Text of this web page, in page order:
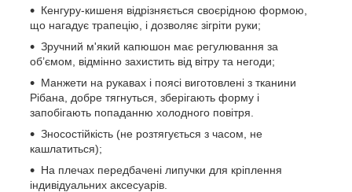
Кенгуру-кишеня відрізняється своєрідною формою,
що нагадує трапецію, і дозволяє зігріти руки;
Зручний м'який капюшон має регулювання за
об’ємом, відмінно захистить від вітру та негоди;
Манжети на рукавах і поясі виготовлені з тканини
Рібана, добре тягнуться, зберігають форму і
запобігають попаданню холодного повітря.
Зносостійкість (не розтягується з часом, не
кашлатиться);
На плечах передбачені липучки для кріплення
індивідуальних аксесуарів.